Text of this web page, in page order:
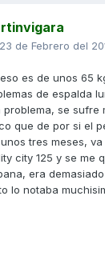
23 de Febrero del
es de unos 65
de espalda
se sufre
que de por si el
tres meses,
city 125 y se me
era
lo notaba